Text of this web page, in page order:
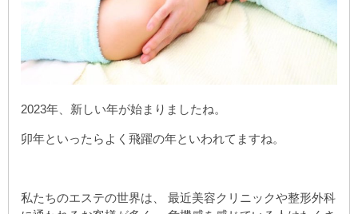
2023年、新しい年が始まりましたね。
卯年といったらよく飛躍の年といわれてますね。
私たちのエステの世界は、 最近美容クリニックや整形外科